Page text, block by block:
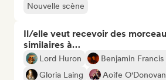
Nouvelle scène
Il/elle veut recevoir des
similaires à…
Lord Huron
Benjamin
Gloria Laing
Aoife O'Donovan